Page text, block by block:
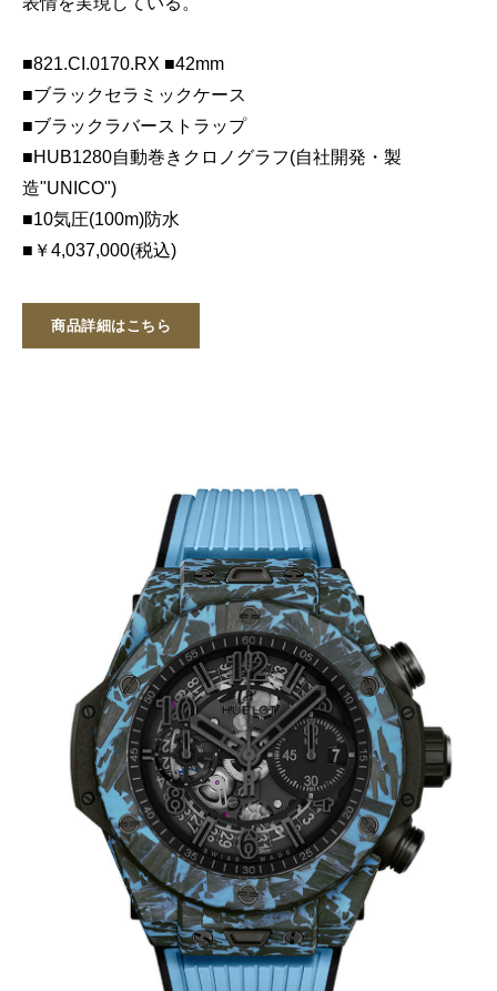
■821.CI.0170.RX ■42mm
■ブラックセラミックケース
■ブラックラバーストラップ
■HUB1280自動巻きクロノグラフ(自社開発・製
造"UNICO")
■10気圧(100m)防水
■￥4,037,000(税込)
商品詳細はこちら